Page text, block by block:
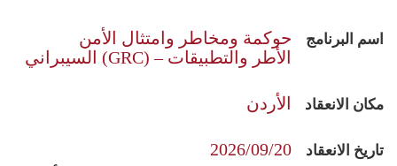
حوكمة ومخاطر وامتثال الأمن
السيبراني (GRC) – الأطر والتطبيقات
اسم البرنامج
الأردن مكان الانعقاد
2026/09/20 تاريخ الانعقاد